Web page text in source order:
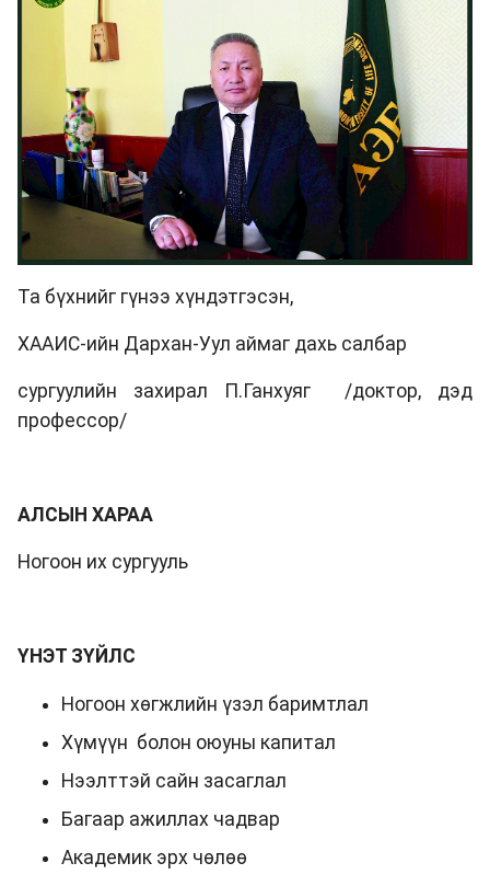
Та бүхнийг гүнээ хүндэтгэсэн,
ХААИС-ийн Дархан-Уул аймаг дахь салбар
сургуулийн захирал П.Ганхуяг /доктор, дэд
профессор/
АЛСЫН ХАРАА
Ногоон их сургууль
ҮНЭТ ЗҮЙЛС
Ногоон хөгжлийн үзэл баримтлал
Хүмүүн болон оюуны капитал
Нээлттэй сайн засаглал
Багаар ажиллах чадвар
Академик эрх чөлөө